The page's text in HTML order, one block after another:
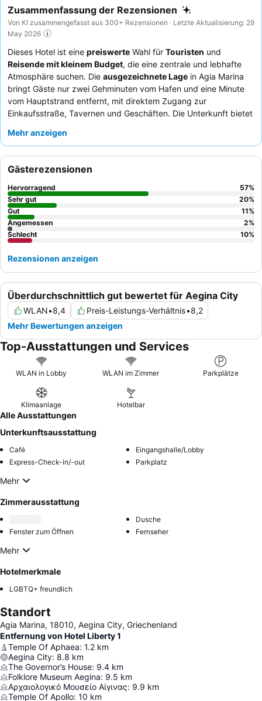
Zusammenfassung der Rezensionen
Von KI zusammengefasst aus 300+ Rezensionen · Letzte Aktualisierung: 29
May 2026
Dieses Hotel ist eine preiswerte Wahl für Touristen und
Reisende mit kleinem Budget, die eine zentrale und lebhafte
Atmosphäre suchen. Die ausgezeichnete Lage in Agia Marina
bringt Gäste nur zwei Gehminuten vom Hafen und eine Minute
vom Hauptstrand entfernt, mit direktem Zugang zur
Einkaufsstraße, Tavernen und Geschäften. Die Unterkunft bietet
genossen wird. Gäste loben durchweg das
Hilfsbereitschaft. Für einen ruhigeren Aufenthalt könnten Gäste
ein Zimmer mit Gartenblick bevorzugen.
Mehr anzeigen
Überdurchschnittlich gut bewertet für Aegina City
WLAN•8,4 Preis-Leistungs-Verhältnis•8,2
Mehr Bewertungen anzeigen
Gästerezensionen
Hervorragend 57%
Sehr gut
20%
Gut
11%
Angemessen
2%
Schlecht
10%
Rezensionen anzeigen
Top-Ausstattungen und Services
WLAN in Lobby WLAN im Zimmer Parkplätze
Klimaanlage Hotelbar
Alle Ausstattungen
Unterkunftsausstattung
Café
Eingangshalle/Lobby
Express-Check-in/-out
Parkplatz
Mehr
Zimmerausstattung
Dusche
Fenster zum Öffnen
Fernseher
Mehr
Hotelmerkmale
LGBTQ+ freundlich
Standort
Agia Marina, 18010, Aegina City, Griechenland
Entfernung von Hotel Liberty 1
Temple Of Aphaea: 1.2 km
Aegina City: 8.8 km
The Governor’s House: 9.4 km
Folklore Museum Aegina: 9.5 km
Αρχαιολογικό Μουσείο Αίγινας: 9.9 km
Temple Of Apollo: 10 km